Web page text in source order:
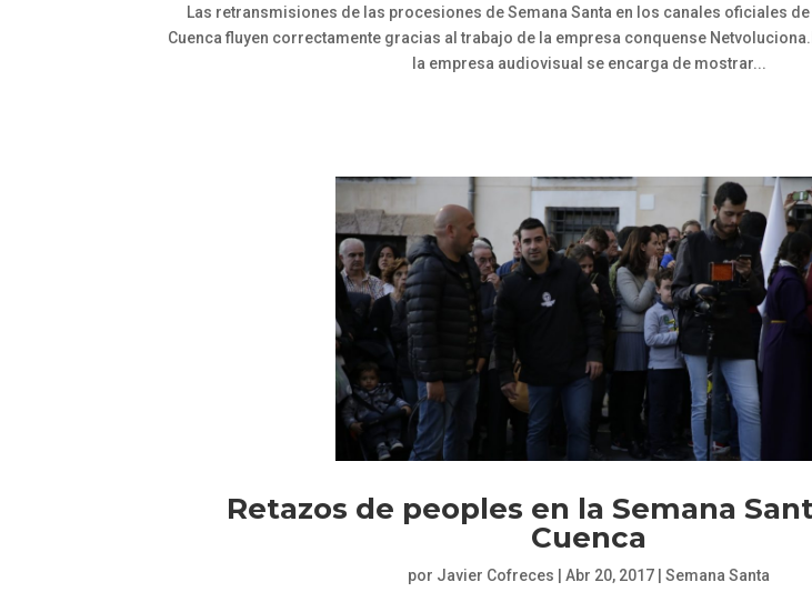
Las retransmisiones de las procesiones de Semana Santa en los canales oficiales
Cuenca fluyen correctamente gracias al trabajo de la empresa conquense
la empresa audiovisual se encarga de mostrar...
Retazos de peoples en la Semana
Cuenca
por Javier Cofreces |Abr 20, 2017 |Semana Santa